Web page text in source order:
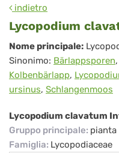
indietro
Lycopodium
Lycopodium
clavatum
Nome principale:
Sinonimo: Bärlappsporen,
Kolbenbärlapp,
ursinus, Schlangenmoos
Lycopodium clavatum
Gruppo principale: pianta
Famiglia: Lycopodiaceae